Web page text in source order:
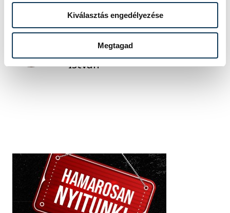
Kiválasztás engedélyezése
Megtagad
SZERZŐ
Darcsi
István